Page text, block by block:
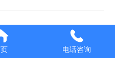
电话咨询